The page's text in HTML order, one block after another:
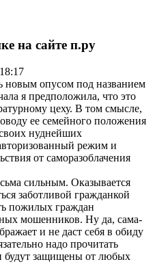
на сайте п.ру
новым опусом под названием
я предположила, что это
цеху. В том смысле,
ее семейного положения
нуднейших
режим и
от саморазоблачения
сильным. Оказывается
заботливой гражданкой
пожилых граждан
мошенников. Ну да, сама-
и не даст себя в обиду
надо прочитать
будут защищены от любых